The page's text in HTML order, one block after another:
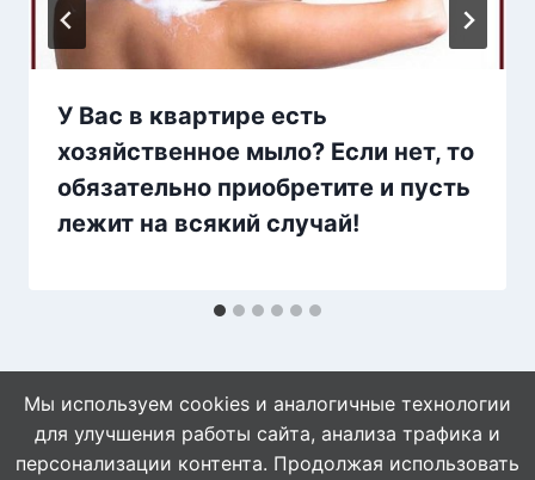
У Вас в квартире есть
хозяйственное мыло? Если нет, то
обязательно приобретите и пусть
лежит на всякий случай!
Мы используем cookies и аналогичные технологии
для улучшения работы сайта, анализа трафика и
персонализации контента. Продолжая использовать